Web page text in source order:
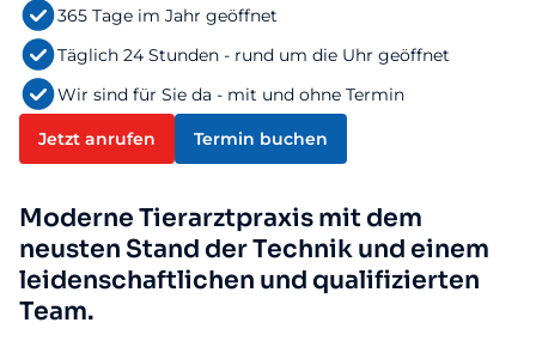
365 Tage im Jahr geöffnet
Täglich 24 Stunden - rund um die Uhr geöffnet
Wir sind für Sie da - mit und ohne Termin
Jetzt anrufen Termin buchen
Moderne Tierarztpraxis mit dem
neusten Stand der Technik und einem
leidenschaftlichen und qualifizierten
Team.